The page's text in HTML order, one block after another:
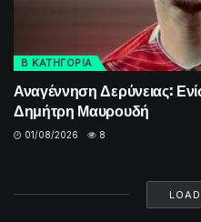
Β ΚΑΤΗΓΟΡΙΑ
Αναγέννηση Δερύνειας:
Δημήτρη Μαυρουδή
01/08/2026 8